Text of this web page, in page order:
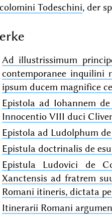
Todeschini, der
Ad illustrissimum
contemporanee inquilini
ipsum ducem magnifice
Epistola ad Iohannem
Innocentio VIII duci
Epistola ad Ludolphum
Epistula doctrinalis de
Epistula Ludovici de
Xanctensis ad fratrem
Romani itineris, dictata
Itinerarii Romani